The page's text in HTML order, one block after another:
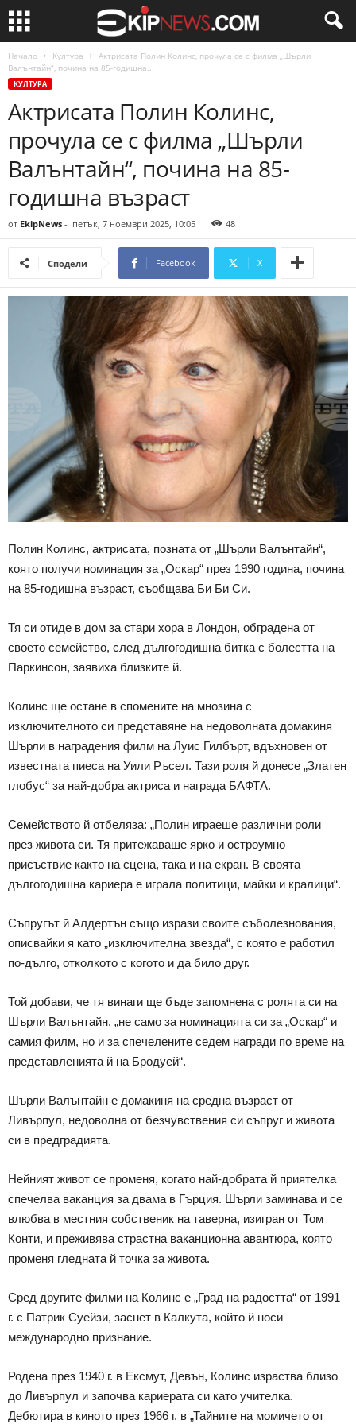
Начало Култура
Актрисата Полин Колинс, прочула се с филма „Шърли
Валънтайн“, почина на 85-годишна...
КУЛТУРА
Актрисата Полин Колинс,
прочула се с филма „Шърли
Валънтайн“, почина на 85-
годишна възраст
от EkipNews - петък, 7 ноември 2025, 10:05 48
Сподели Facebook X
Полин Колинс, актрисата, позната от „Шърли Валънтайн“,
която получи номинация за „Оскар“ през 1990 година, почина
на 85-годишна възраст, съобщава Би Би Си.
Тя си отиде в дом за стари хора в Лондон, обградена от
своето семейство, след дългогодишна битка с болестта на
Паркинсон, заявиха близките й.
Колинс ще остане в спомените на мнозина с
изключителното си представяне на недоволната домакиня
Шърли в наградения филм на Луис Гилбърт, вдъхновен от
известната пиеса на Уили Ръсел. Тази роля й донесе „Златен
глобус“ за най-добра актриса и награда БАФТА.
Семейството й отбеляза: „Полин играеше различни роли
през живота си. Тя притежаваше ярко и остроумно
присъствие както на сцена, така и на екран. В своята
дългогодишна кариера е играла политици, майки и кралици“.
Съпругът й Алдертън също изрази своите съболезнования,
описвайки я като „изключителна звезда“, с която е работил
по-дълго, отколкото с когото и да било друг.
Той добави, че тя винаги ще бъде запомнена с ролята си на
Шърли Валънтайн, „не само за номинацията си за „Оскар“ и
самия филм, но и за спечелените седем награди по време на
представленията й на Бродуей“.
Шърли Валънтайн е домакиня на средна възраст от
Ливърпул, недоволна от безчувствения си съпруг и живота
си в предградията.
Нейният живот се променя, когато най-добрата й приятелка
спечелва ваканция за двама в Гърция. Шърли заминава и се
влюбва в местния собственик на таверна, изигран от Том
Конти, и преживява страстна ваканционна авантюра, която
променя гледната й точка за живота.
Сред другите филми на Колинс е „Град на радостта“ от 1991
г. с Патрик Суейзи, заснет в Калкута, който й носи
международно признание.
Родена през 1940 г. в Ексмут, Девън, Колинс израства близо
до Ливърпул и започва кариерата си като учителка.
Дебютира в киното през 1966 г. в „Тайните на момичето от